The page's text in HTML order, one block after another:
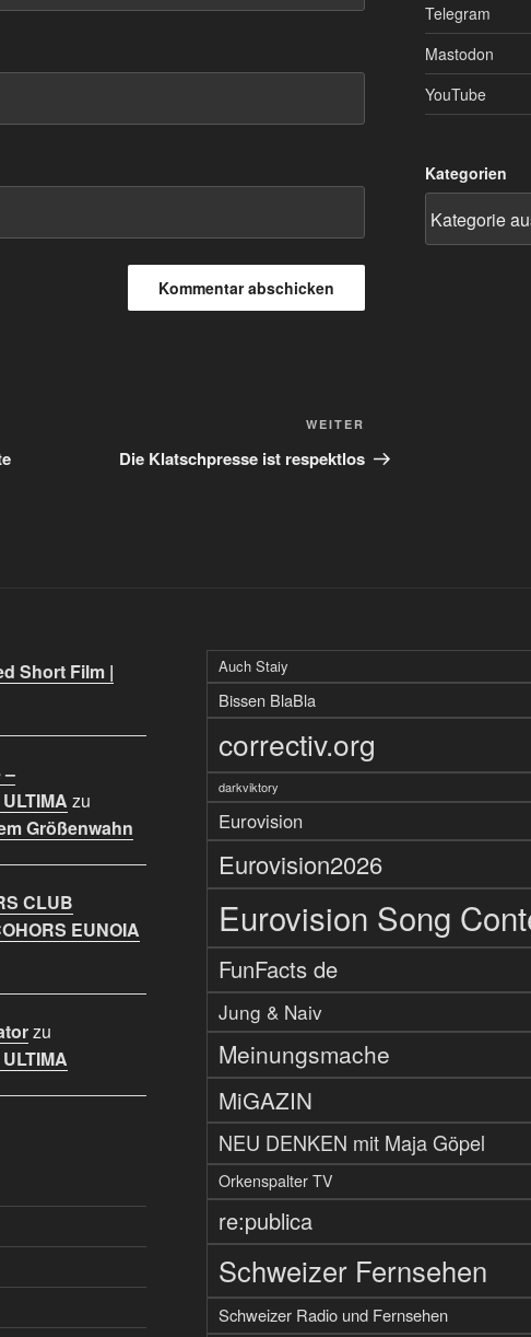
Beitrag
WEITER
Die Klatschpresse ist respektlos
Telegram
Mastodon
YouTube
Kategorien
Short Film |
–
zu
Größenwahn
CLUB
EUNOIA
zu
Auch Staiy
Bissen BlaBla
correctiv.org
darkviktory
Eurovision
Eurovision2026
Eurovision Song
FunFacts de
Jung & Naiv
Meinungsmache
MiGAZIN
NEU DENKEN mit Maja Göpel
Orkenspalter TV
re:publica
Schweizer Fernsehen
Schweizer Radio und Fernsehen